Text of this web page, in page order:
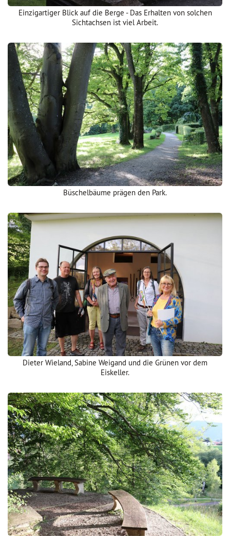
Einzigartiger Blick auf die Berge - Das Erhalten von solchen
Sichtachsen ist viel Arbeit.
Büschelbäume prägen den Park.
Dieter Wieland, Sabine Weigand und die Grünen vor dem
Eiskeller.